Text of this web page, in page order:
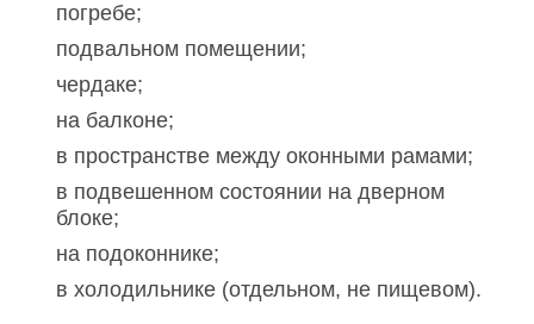
погребе;
подвальном помещении;
чердаке;
на балконе;
в пространстве между оконными рамами;
в подвешенном состоянии на дверном
блоке;
на подоконнике;
в холодильнике (отдельном, не пищевом).